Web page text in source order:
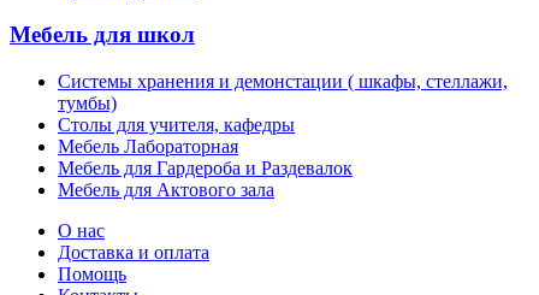
Мебель для школ
Системы хранения и демонстации ( шкафы, стеллажи,
тумбы)
Столы для учителя, кафедры
Мебель Лабораторная
Мебель для Гардероба и Раздевалок
Мебель для Актового зала
О нас
Доставка и оплата
Помощь